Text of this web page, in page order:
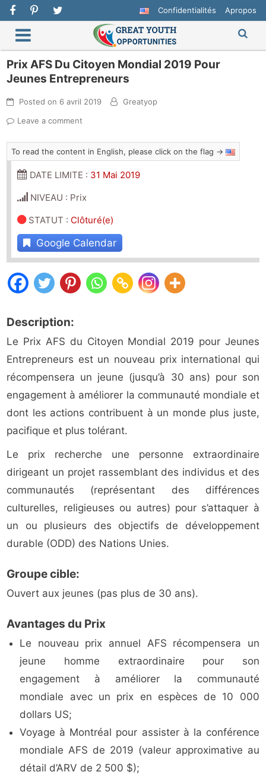
Confidentialités Apropos
Prix AFS Du Citoyen Mondial 2019 Pour
Jeunes Entrepreneurs
Posted on 6 avril 2019
Greatyop
Leave a comment
To read the content in English, please click on the flag →
DATE LIMITE : 31 Mai 2019
NIVEAU : Prix
STATUT : Clôturé(e)
Google Calendar
Description:
Le Prix AFS du Citoyen Mondial 2019 pour Jeunes
Entrepreneurs est un nouveau prix international qui
récompensera un jeune (jusqu’à 30 ans) pour son
engagement à améliorer la communauté mondiale et
dont les actions contribuent à un monde plus juste,
pacifique et plus tolérant.
Le prix recherche une personne extraordinaire
dirigeant un projet rassemblant des individus et des
communautés (représentant des différences
culturelles, religieuses ou autres) pour s’attaquer à
un ou plusieurs des objectifs de développement
durable (ODD) des Nations Unies.
Groupe cible:
Ouvert aux jeunes (pas plus de 30 ans).
Avantages du Prix
Le nouveau prix annuel AFS récompensera un
jeune homme extraordinaire pour son
engagement à améliorer la communauté
mondiale avec un prix en espèces de 10 000
dollars US;
Voyage à Montréal pour assister à la conférence
mondiale AFS de 2019 (valeur approximative au
détail d’ARV de 2 500 $);